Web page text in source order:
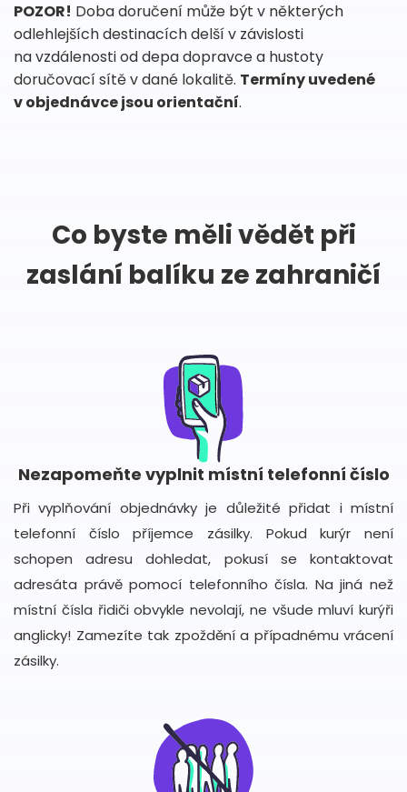
POZOR! Doba doručení může být v některých
odlehlejších destinacích delší v závislosti
na vzdálenosti od depa dopravce a hustoty
doručovací sítě v dané lokalitě. Termíny uvedené
v objednávce jsou orientační.
Co byste měli vědět při
zaslání balíku ze zahraničí
Nezapomeňte vyplnit místní telefonní číslo
Při vyplňování objednávky je důležité přidat i místní
telefonní číslo příjemce zásilky. Pokud kurýr není
schopen adresu dohledat, pokusí se kontaktovat
adresáta právě pomocí telefonního čísla. Na jiná než
místní čísla řidiči obvykle nevolají, ne všude mluví kurýři
anglicky! Zamezíte tak zpoždění a případnému vrácení
zásilky.